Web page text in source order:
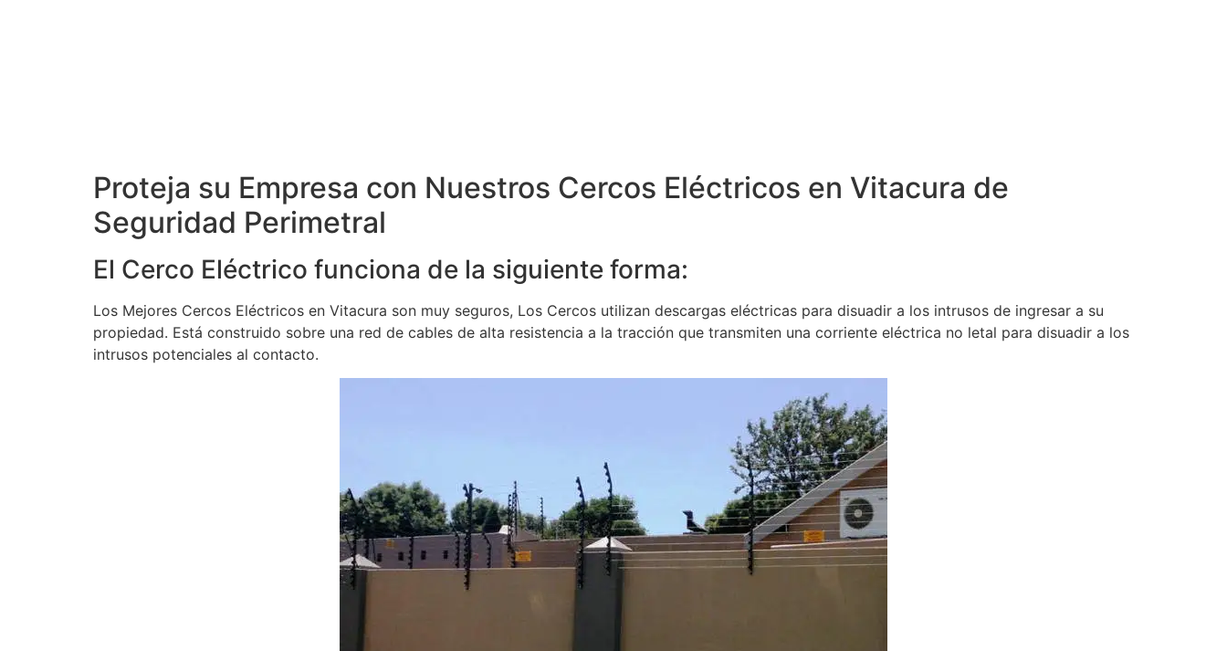
Proteja su Empresa con Nuestros Cercos Eléctricos en Vitacura de
Seguridad Perimetral
El Cerco Eléctrico funciona de la siguiente forma:
Los Mejores Cercos Eléctricos en Vitacura son muy seguros, Los Cercos utilizan descargas eléctricas para disuadir a los intrusos de ingresar a su
propiedad. Está construido sobre una red de cables de alta resistencia a la tracción que transmiten una corriente eléctrica no letal para disuadir a los
intrusos potenciales al contacto.